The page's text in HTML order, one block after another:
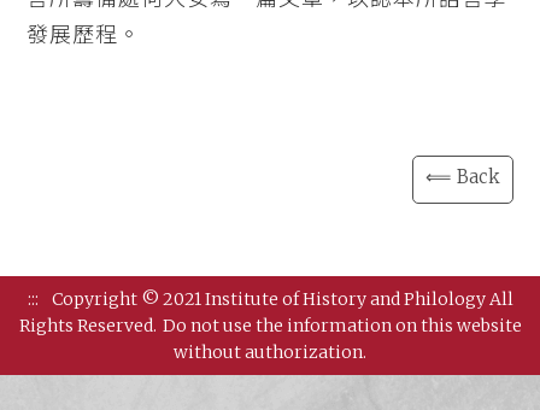
發展歷程。
⟸ Back
:::
Copyright © 2021 Institute of History and Philology All
Rights Reserved. Do not use the information on this website
without authorization.